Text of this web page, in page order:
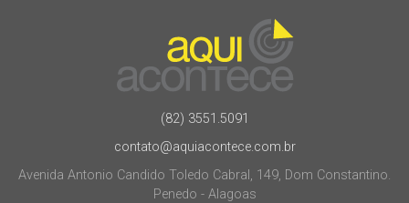
(82) 3551.5091
contato@aquiacontece.com.br
Avenida Antonio Candido Toledo Cabral, 149, Dom Constantino.
Penedo - Alagoas